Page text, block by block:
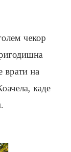
чекор
врати на
каде